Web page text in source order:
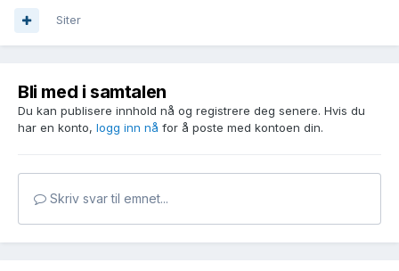
Siter
Bli med i samtalen
Du kan publisere innhold nå og registrere deg senere. Hvis du
har en konto, logg inn nå for å poste med kontoen din.
Skriv svar til emnet...